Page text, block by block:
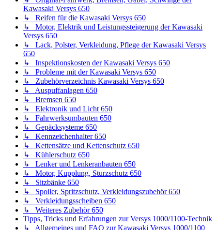
↳ Lenker und Lenkeranbauten 650
↳ Motor, Kupplung, Sturzschutz 650
↳ Sitzbänke 650
↳ Spoiler, Spritzschutz, Verkleidungszubehör 650
↳ Verkleidungsscheiben 650
↳ Weiteres Zubehör 650
Tipps, Tricks und Erfahrungen zur Versys 1000/1100-Technik
↳ Allgemeines und FAQ zur Kawasaki Versys 1000/1100
↳ Originalauspuff der Kawasaki Versys 1000/1100
↳ Original-Fahrwerk, Bremsen, Gabel, Schwinge der
Kawasaki Versys 1000/1100
↳ Reifen für die Kawasaki Versys 1000/1100
↳ Lack, Verkleidung, Pflege der Kawasaki Versys
1000/1100
↳ Motor, Elektrik und Leistungssteigerung Kawasaki Versys
1000/1100
↳ Inspektionskosten Kawasaki Versys 1000/1100
↳ Probleme mit der Kawasaki Versys 1000/1100
↳ Zubehörverzeichnis Kawasaki Versys 1000/1100
↳ Auspuffanlagen 1000/1100
↳ Bremsen 1000/1100
↳ Elektronik und Licht 1000/1100
↳ Fahrwerksumbauten 1000/1100
↳ Gepäcksysteme 1000/1100
↳ Kennzeichenhalter 1000/1100